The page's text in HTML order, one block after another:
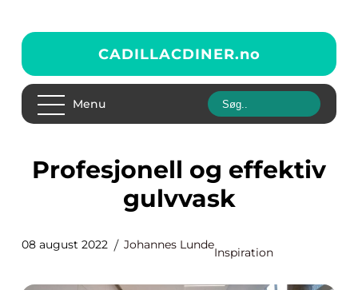
CADILLACDINER.no
Menu
Profesjonell og effektiv
gulvvask
08 august 2022 Johannes Lunde
Inspiration